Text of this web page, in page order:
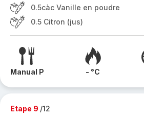
0.5càc Vanille en poudre
0.5 Citron (jus)
Manual P - °C
Etape 9 /12